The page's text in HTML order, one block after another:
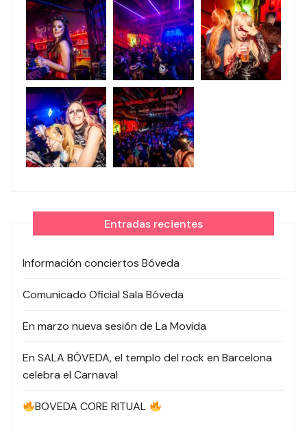
Entradas recientes
Información conciertos Bóveda
Comunicado Oficial Sala Bóveda
En marzo nueva sesión de La Movida
En SALA BÓVEDA, el templo del rock en Barcelona
celebra el Carnaval
BOVEDA CORE RITUAL